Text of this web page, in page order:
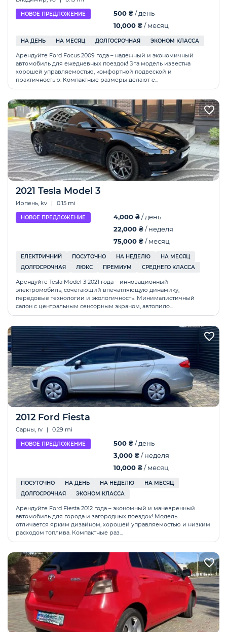
НОВОЕ ПРЕДЛОЖЕНИЕ 500 ₴/ день
10,000 ₴/ месяц
НА ДЕНЬ НА МЕСЯЦ ДОЛГОСРОЧНАЯ ЭКОНОМ КЛАССА
Арендуйте Ford Focus 2009 года – надежный и экономичный
автомобиль для ежедневных поездок! Эта модель известна
хорошей управляемостью, комфортной подвеской и
практичностью. Компактные размеры делают е...
2021 Tesla Model 3
Ирпень, kv | 0.15 mi
НОВОЕ ПРЕДЛОЖЕНИЕ 4,000 ₴/ день
22,000 ₴/ неделя
75,000 ₴/ месяц
ЕЛЕКТРИЧНИЙ ПОСУТОЧНО НА НЕДЕЛЮ
НА МЕСЯЦ
ДОЛГОСРОЧНАЯ
ЛЮКС ПРЕМИУМ СРЕДНЕГО КЛАССА
Арендуйте Tesla Model 3 2021 года – инновационный
электромобиль, сочетающий впечатляющую динамику,
передовые технологии и экологичность. Минималистичный
салон с центральным сенсорным экраном, автопило...
2012 Ford Fiesta
Сарны, rv | 0.29 mi
НОВОЕ ПРЕДЛОЖЕНИЕ 500 ₴/ день
3,000 ₴/ неделя
10,000 ₴/ месяц
ПОСУТОЧНО НА ДЕНЬ НА НЕДЕЛЮ
НА МЕСЯЦ
ДОЛГОСРОЧНАЯ
ЭКОНОМ КЛАССА
Арендуйте Ford Fiesta 2012 года – экономный и маневренный
автомобиль для города и загородных поездок! Модель
отличается ярким дизайном, хорошей управляемостью и низким
расходом топлива. Компактные раз...